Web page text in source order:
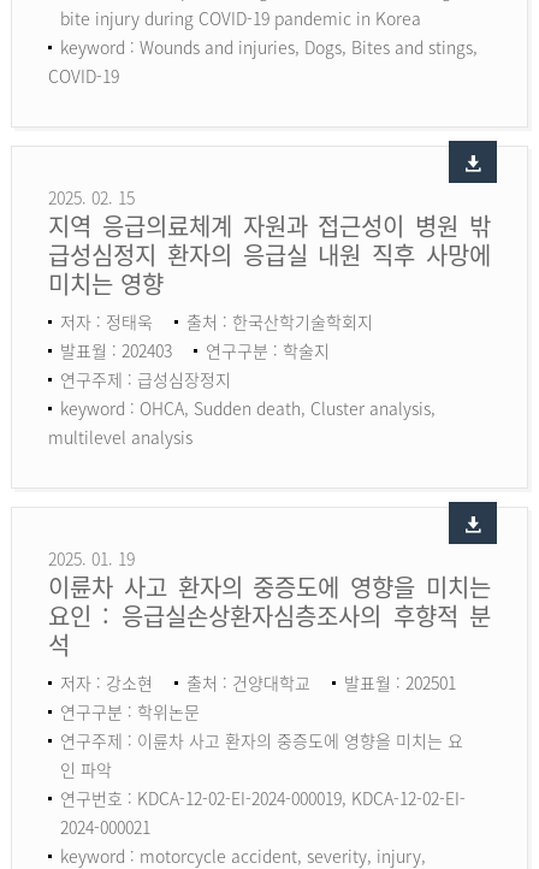
bite injury during COVID-19 pandemic in Korea
keyword : Wounds and injuries, Dogs, Bites and stings,
COVID-19
2025. 02. 15
지역 응급의료체계 자원과 접근성이 병원 밖
급성심정지 환자의 응급실 내원 직후 사망에
미치는 영향
저자 : 정태욱
출처 : 한국산학기술학회지
발표월 : 202403
연구구분 : 학술지
연구주제 : 급성심장정지
keyword : OHCA, Sudden death, Cluster analysis,
multilevel analysis
2025. 01. 19
이륜차 사고 환자의 중증도에 영향을 미치는
요인 : 응급실손상환자심층조사의 후향적 분
석
저자 : 강소현 출처 : 건양대학교
발표월 : 202501
연구구분 : 학위논문
연구주제 : 이륜차 사고 환자의 중증도에 영향을 미치는 요
인 파악
연구번호 : KDCA-12-02-EI-2024-000019, KDCA-12-02-EI-
2024-000021
keyword : motorcycle accident, severity, injury,